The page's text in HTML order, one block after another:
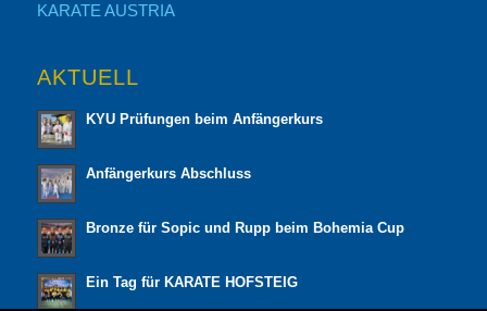
KARATE AUSTRIA
AKTUELL
KYU Prüfungen beim Anfängerkurs
Anfängerkurs Abschluss
Bronze für Sopic und Rupp beim Bohemia Cup
Ein Tag für KARATE HOFSTEIG